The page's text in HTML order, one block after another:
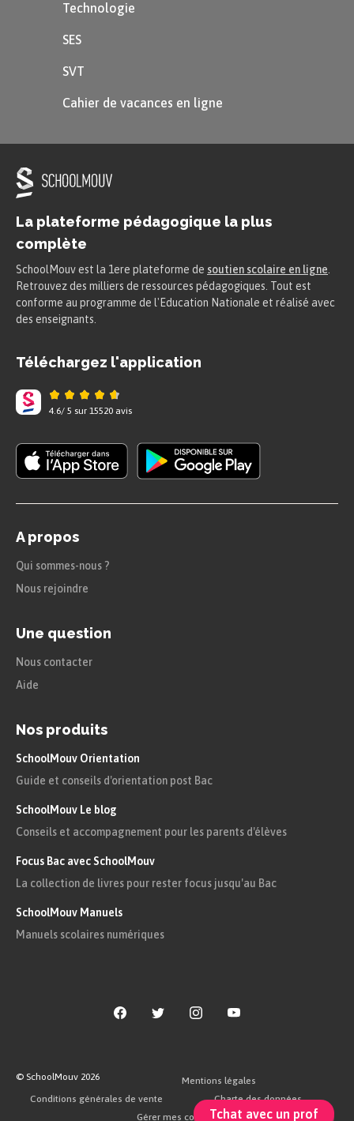
Tchat avec un prof
Poésie et musique : un retour aux
Keny Arkana sont également à citer.
nouveaux territoires, et continue
d’exprimer émotions et idées sous
Technologie
SES
SVT
Cahier de vacances en ligne
La plateforme pédagogique la plus
complète
SchoolMouv est la 1ere plateforme de soutien scolaire en ligne
Retrouvez des milliers de ressources pédagogiques. Tout est
conforme au programme de l'Education Nationale et réalisé avec
des enseignants.
Téléchargez l'application
4.6/ 5 sur 15520 avis
A propos
Qui sommes-nous ?
Nous rejoindre
Une question
Nous contacter
Aide
Nos produits
SchoolMouv Orientation
Guide et conseils d'orientation post Bac
SchoolMouv Le blog
Conseils et accompagnement pour les parents d'élèves
Focus Bac avec SchoolMouv
La collection de livres pour rester focus jusqu'au Bac
SchoolMouv Manuels
Manuels scolaires numériques
© SchoolMouv 2026
Mentions légales
Conditions générales de vente
Charte des données
Gérer mes cookies